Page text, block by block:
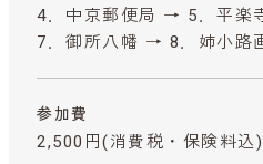
4．中京郵便局 → 5．平
7．御所八幡 → 8．姉小路
参加費
2,500円 (消費税・保険料込)